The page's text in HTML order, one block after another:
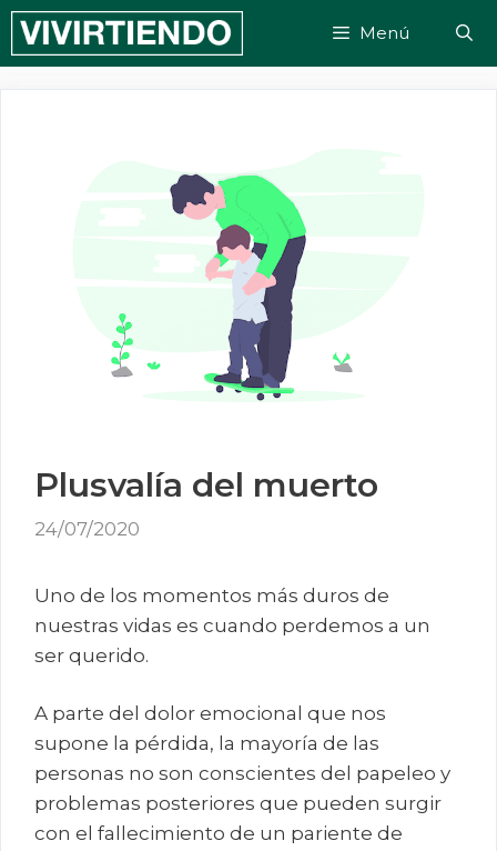
Saltar
contenido
Menú
Plusvalía del muerto
24/07/2020
Uno de los momentos más duros de
nuestras vidas es cuando perdemos a un
ser querido.
A parte del dolor emocional que nos
supone la pérdida, la mayoría de las
personas no son conscientes del papeleo y
problemas posteriores que pueden surgir
con el fallecimiento de un pariente de